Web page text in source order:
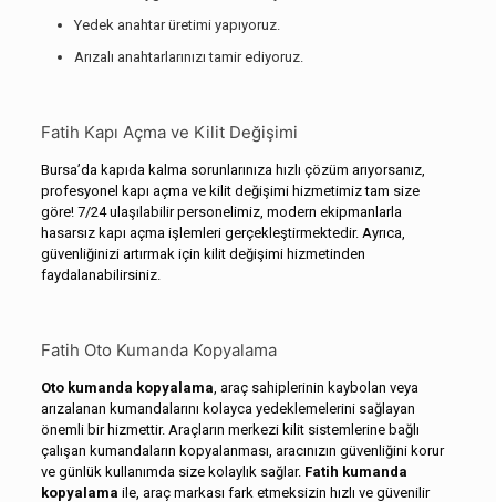
Yedek anahtar üretimi yapıyoruz.
Arızalı anahtarlarınızı tamir ediyoruz.
Fatih Kapı Açma ve Kilit Değişimi
Bursa’da kapıda kalma sorunlarınıza hızlı çözüm arıyorsanız,
profesyonel kapı açma ve kilit değişimi hizmetimiz tam size
göre! 7/24 ulaşılabilir personelimiz, modern ekipmanlarla
hasarsız kapı açma işlemleri gerçekleştirmektedir. Ayrıca,
güvenliğinizi artırmak için kilit değişimi hizmetinden
faydalanabilirsiniz.
Fatih Oto Kumanda Kopyalama
Oto kumanda kopyalama , araç sahiplerinin kaybolan veya
arızalanan kumandalarını kolayca yedeklemelerini sağlayan
önemli bir hizmettir. Araçların merkezi kilit sistemlerine bağlı
çalışan kumandaların kopyalanması, aracınızın güvenliğini korur
ve günlük kullanımda size kolaylık sağlar. Fatih kumanda
kopyalama ile, araç markası fark etmeksizin hızlı ve güvenilir